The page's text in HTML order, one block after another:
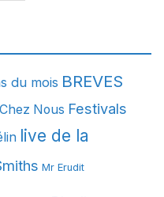
du mois BREVES
Nous Festivals
live de la
Mr Erudit